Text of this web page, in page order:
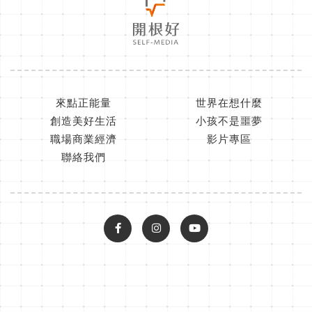
來點正能量
世界在想什麼
創造美好生活
小孩不是噩夢
職場商業經濟
影片專區
聯絡我們